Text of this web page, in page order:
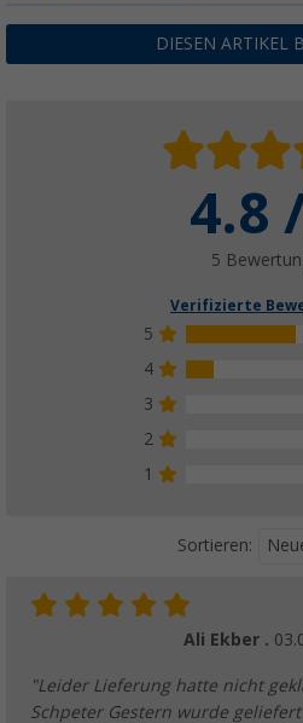
DIESEN ARTIKEL
4.8
5
Verifizierte
5
4
3
2
1
Sortieren:
Ali Ekber .
"Leider Lieferung hatte nicht
Schpeter Gestern wurde